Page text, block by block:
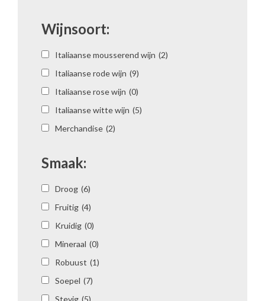
Wijnsoort:
Italiaanse mousserend wijn (2)
Italiaanse rode wijn (9)
Italiaanse rose wijn (0)
Italiaanse witte wijn (5)
Merchandise (2)
Smaak:
Droog (6)
Fruitig (4)
Kruidig (0)
Mineraal (0)
Robuust (1)
Soepel (7)
Stevig (5)